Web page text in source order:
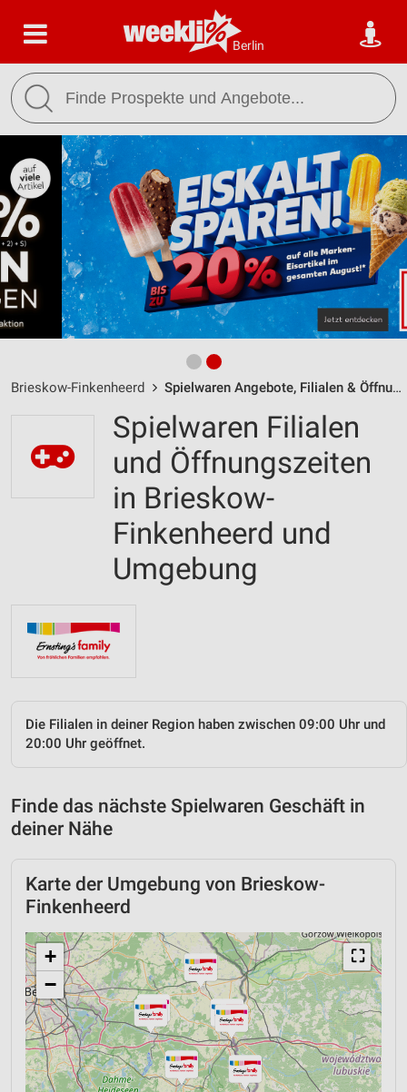
Berlin
Brieskow-Finkenheerd Spielwaren Angebote, Filialen & Öffnungszeiten
Spielwaren Filialen
und Öffnungszeiten
in Brieskow-
Finkenheerd und
Umgebung
Die Filialen in deiner Region haben zwischen 09:00 Uhr und
20:00 Uhr geöffnet.
Finde das nächste Spielwaren Geschäft in
deiner Nähe
Karte der Umgebung von Brieskow-
Finkenheerd
⛶
+
−